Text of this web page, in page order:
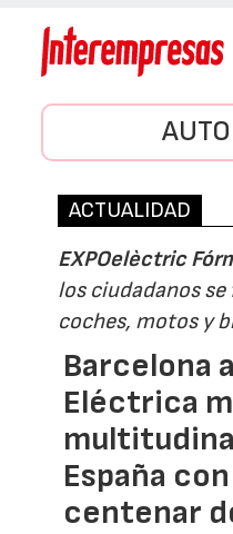
ACTUALIDAD
EXPOelèctric
los ciudadanos
coches, motos y
Barcelona
Eléctrica
España
centenar